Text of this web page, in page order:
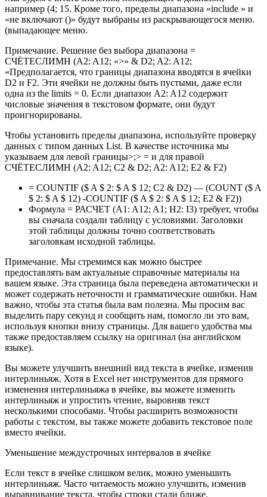
например (4; 15. Кроме того, пределы диапазона «include » и
«не включают ()» будут выбраны из раскрывающегося меню.
(выпадающее меню.
Примечание. Решение без выбора диапазона =
СЧЁТЕСЛИМН (A2: A12; «>» & D2; A2: A12;
«Предполагается, что границы диапазона вводятся в ячейки
D2 и F2. Эти ячейки не должны быть пустыми, даже если
одна из the limits = 0. Если диапазон A2: A12 содержит
числовые значения в текстовом формате, они будут
проигнорированы.
Чтобы установить пределы диапазона, используйте проверку
данных с типом данных List. В качестве источника мы
указываем для левой границы>;> = и для правой
СЧЁТЕСЛИМН (A2: A12; C2 & D2; A2: A12; E2 & F2)
= COUNTIF ($ A $ 2: $ A $ 12; C2 & D2) — (COUNT ($ A
$ 2: $ A $ 12) -COUNTIF ($ A $ 2: $ A $ 12; E2 & F2))
Формула = РАСЧЕТ (A1: A12; A1; H2: I3) требует, чтобы
вы сначала создали таблицу с условиями. Заголовки
этой таблицы должны точно соответствовать
заголовкам исходной таблицы.
Примечание. Мы стремимся как можно быстрее
предоставлять вам актуальные справочные материалы на
вашем языке. Эта страница была переведена автоматически и
может содержать неточности и грамматические ошибки. Нам
важно, чтобы эта статья была вам полезна. Мы просим вас
выделить пару секунд и сообщить нам, помогло ли это вам,
используя кнопки внизу страницы. Для вашего удобства мы
также предоставляем ссылку на оригинал (на английском
языке).
Вы можете улучшить внешний вид текста в ячейке, изменив
интерлиньяж. Хотя в Excel нет инструментов для прямого
изменения интерлиньяжа в ячейке, вы можете изменить
интерлиньяж и упростить чтение, выровняв текст
несколькими способами. Чтобы расширить возможности
работы с текстом, вы также можете добавить текстовое поле
вместо ячейки.
Уменьшение междустрочных интервалов в ячейке
Если текст в ячейке слишком велик, можно уменьшить
интерлиньяж. Часто читаемость можно улучшить, изменив
выравнивание текста, чтобы строки стали ближе.